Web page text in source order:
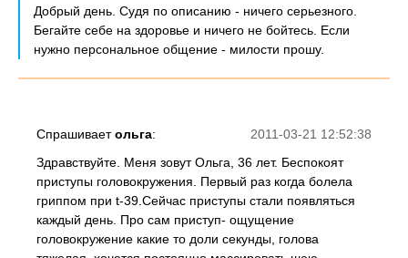
Добрый день. Судя по описанию - ничего серьезного.
Бегайте себе на здоровье и ничего не бойтесь. Если
нужно персональное общение - милости прошу.
2011-03-21 12:52:38
Спрашиваетольга:
Здравствуйте. Меня зовут Ольга, 36 лет. Беспокоят
приступы головокружения. Первый раз когда болела
гриппом при t-39.Сейчас приступы стали появляться
каждый день. Про сам приступ- ощущение
головокружение какие то доли секунды, голова